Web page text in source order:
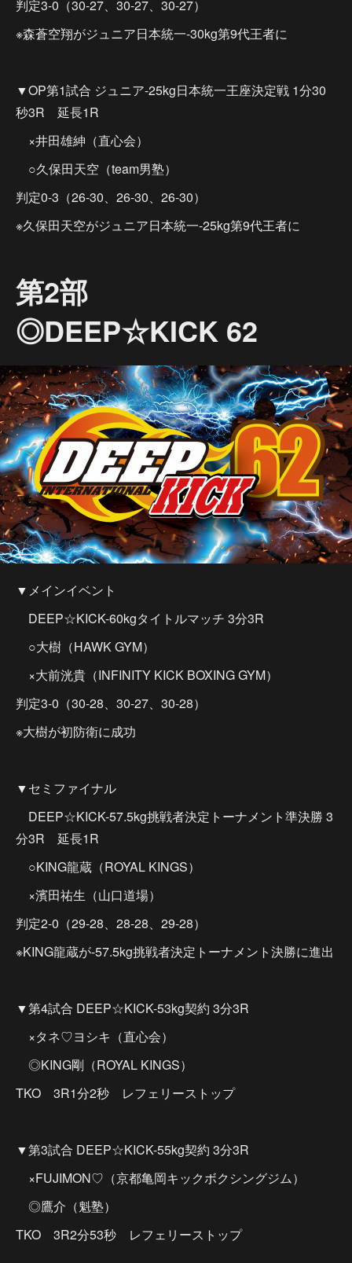
判定3-0（30-27、30-27、30-27）
※森蒼空翔がジュニア日本統一-30kg第9代王者に
▼OP第1試合 ジュニア-25kg日本統一王座決定戦 1分30
秒3R 延長1R
×井田雄紳（直心会）
○久保田天空（team男塾）
判定0-3（26-30、26-30、26-30）
※久保田天空がジュニア日本統一-25kg第9代王者に
第2部
◎DEEP☆KICK 62
▼メインイベント
DEEP☆KICK-60kgタイトルマッチ 3分3R
○大樹（HAWK GYM）
×大前洸貴（INFINITY KICK BOXING GYM）
判定3-0（30-28、30-27、30-28）
※大樹が初防衛に成功
▼セミファイナル
DEEP☆KICK-57.5kg挑戦者決定トーナメント準決勝 3
分3R 延長1R
○KING龍蔵（ROYAL KINGS）
×濱田祐生（山口道場）
判定2-0（29-28、28-28、29-28）
※KING龍蔵が-57.5kg挑戦者決定トーナメント決勝に進出
▼第4試合 DEEP☆KICK-53kg契約 3分3R
×タネ♡ヨシキ（直心会）
◎KING剛（ROYAL KINGS）
TKO 3R1分2秒 レフェリーストップ
▼第3試合 DEEP☆KICK-55kg契約 3分3R
×FUJIMON♡（京都亀岡キックボクシングジム）
◎鷹介（魁塾）
TKO 3R2分53秒 レフェリーストップ